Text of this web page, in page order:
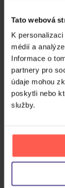
Tato webová
K
médií a
Informace o
partnery pro
údaje mohou
poskytli nebo
služby.
FILTRY
24 Kč